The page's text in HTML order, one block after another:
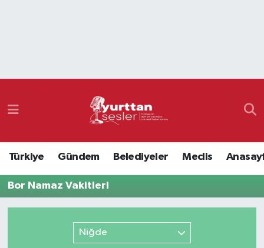
Türkiye Gündem Belediyeler Meclis
Bor Namaz Vakitleri
Niğde
Namaz Vakitleri
Süper Lig Puan Durumu ve Fikstür
Son Dakika Haberleri